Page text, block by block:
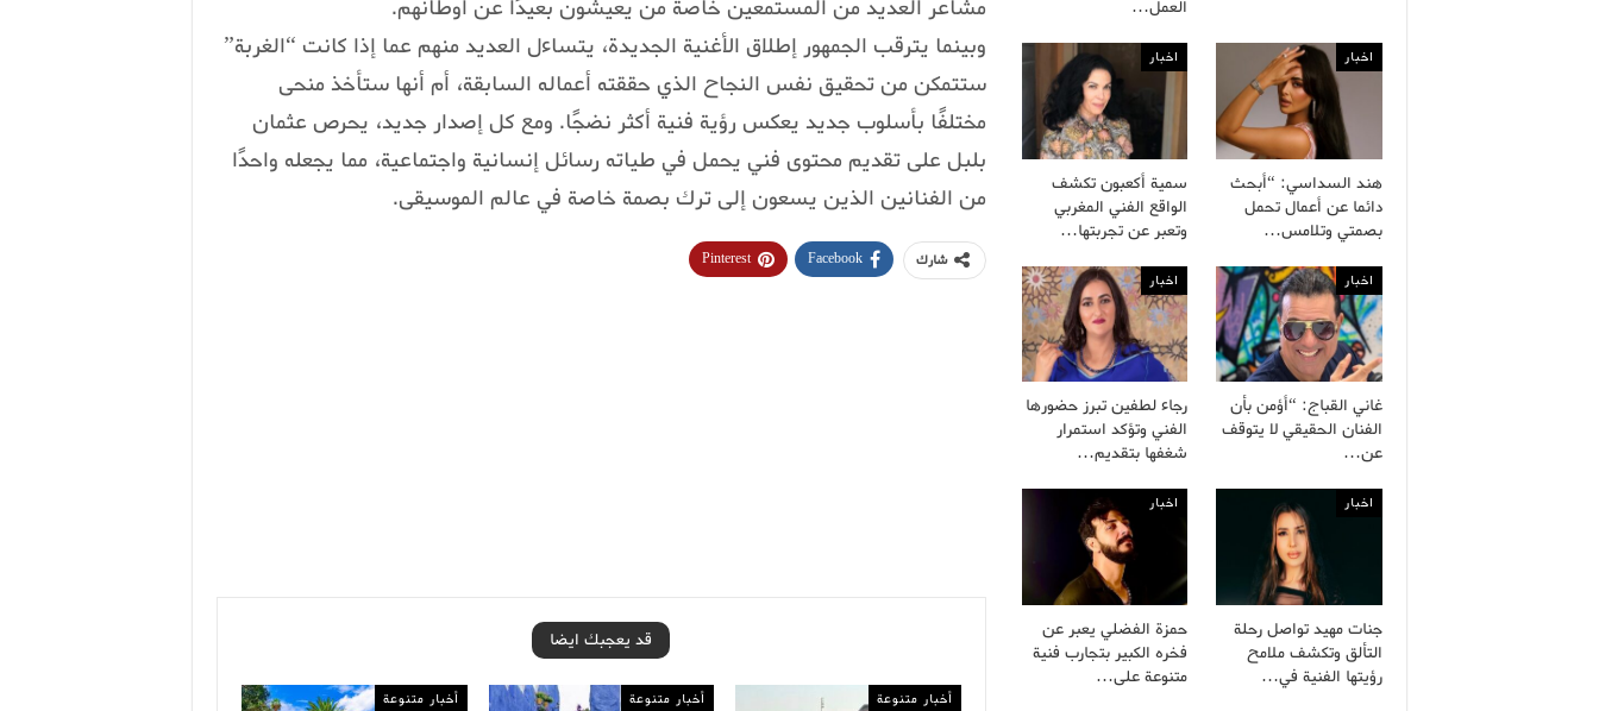
مشاعر العديد من المستمعين خاصة من يعيشون بعيدًا عن أوطانهم.
وبينما يترقب الجمهور إطلاق الأغنية الجديدة، يتساءل العديد منهم عما إذا كانت “الغربة”
ستتمكن من تحقيق نفس النجاح الذي حققته أعماله السابقة، أم أنها ستأخذ منحى
مختلفًا بأسلوب جديد يعكس رؤية فنية أكثر نضجًا. ومع كل إصدار جديد، يحرص عثمان
بلبل على تقديم محتوى فني يحمل في طياته رسائل إنسانية واجتماعية، مما يجعله واحدًا
من الفنانين الذين يسعون إلى ترك بصمة خاصة في عالم الموسيقى.
شارك Facebook
Pinterest
قد يعجبك ايضا
أخبار متنوعة أخبار متنوعة أخبار متنوعة
العمل…
اخبار
هند السداسي: “أبحث
دائما عن أعمال تحمل
بصمتي وتلامس…
اخبار
سمية أكعبون تكشف
الواقع الفني المغربي
وتعبر عن تجربتها…
اخبار
غاني القباج: “أؤمن بأن
الفنان الحقيقي لا يتوقف
عن…
اخبار
رجاء لطفين تبرز حضورها
الفني وتؤكد استمرار
شغفها بتقديم…
اخبار
جنات مهيد تواصل رحلة
التألق وتكشف ملامح
رؤيتها الفنية في…
اخبار
حمزة الفضلي يعبر عن
فخره الكبير بتجارب فنية
متنوعة على…